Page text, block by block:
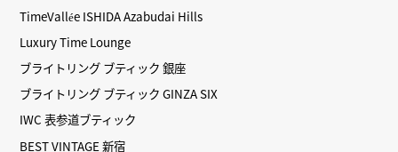
TimeVallée ISHIDA Azabudai Hills
Luxury Time Lounge
ブライトリング ブティック 銀座
ブライトリング ブティック GINZA SIX
IWC 表参道ブティック
BEST VINTAGE 新宿